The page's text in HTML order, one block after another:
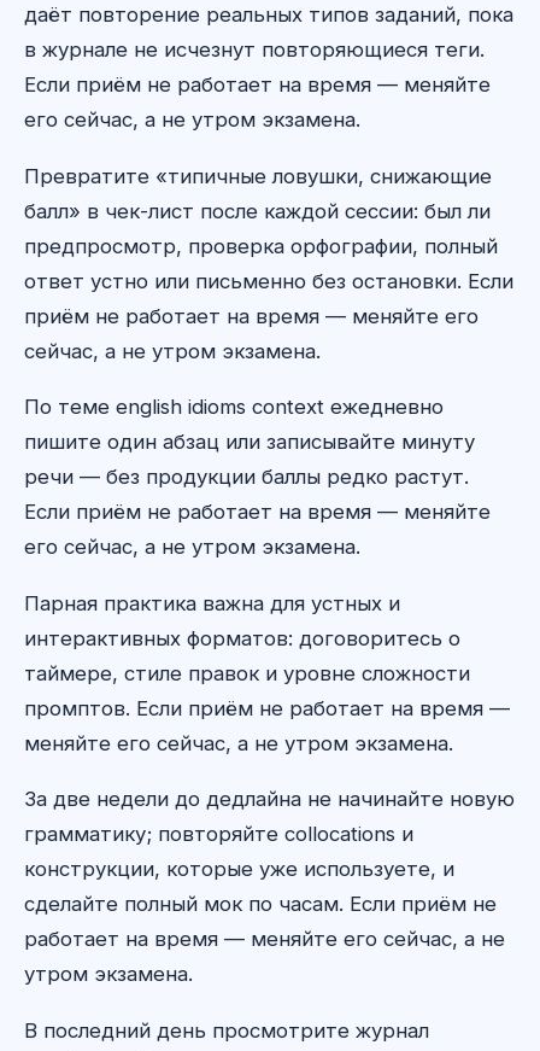
даёт повторение реальных типов заданий, пока
в журнале не исчезнут повторяющиеся теги.
Если приём не работает на время — меняйте
его сейчас, а не утром экзамена.
Превратите «типичные ловушки, снижающие
балл» в чек-лист после каждой сессии: был ли
предпросмотр, проверка орфографии, полный
ответ устно или письменно без остановки. Если
приём не работает на время — меняйте его
сейчас, а не утром экзамена.
По теме english idioms context ежедневно
пишите один абзац или записывайте минуту
речи — без продукции баллы редко растут.
Если приём не работает на время — меняйте
его сейчас, а не утром экзамена.
Парная практика важна для устных и
интерактивных форматов: договоритесь о
таймере, стиле правок и уровне сложности
промптов. Если приём не работает на время —
меняйте его сейчас, а не утром экзамена.
За две недели до дедлайна не начинайте новую
грамматику; повторяйте collocations и
конструкции, которые уже используете, и
сделайте полный мок по часам. Если приём не
работает на время — меняйте его сейчас, а не
утром экзамена.
В последний день просмотрите журнал